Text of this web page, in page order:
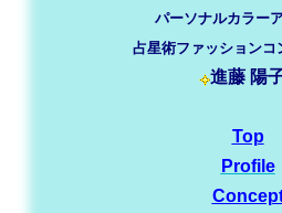
パーソナルカラー
占星術ファッションコ
進藤 陽
Top
Profile